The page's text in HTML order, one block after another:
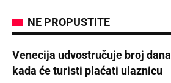
NE PROPUSTITE
Venecija udvostručuje broj dana
kada će turisti plaćati ulaznicu